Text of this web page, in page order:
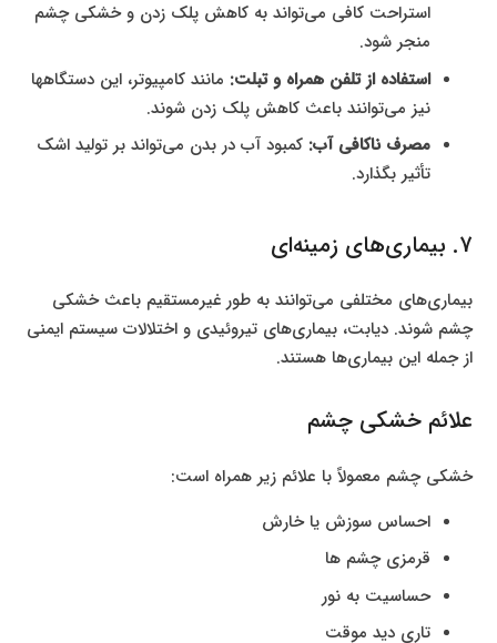
استراحت کافی می‌تواند به کاهش پلک زدن و خشکی چشم
منجر شود.
استفاده از تلفن همراه و تبلت: مانند کامپیوتر، این دستگاهها
نیز می‌توانند باعث کاهش پلک زدن شوند.
مصرف ناکافی آب: کمبود آب در بدن می‌تواند بر تولید اشک
تأثیر بگذارد.
7. بیماری‌های زمینه‌ای
بیماری‌های مختلفی می‌توانند به طور غیرمستقیم باعث خشکی
چشم شوند. دیابت، بیماری‌های تیروئیدی و اختلالات سیستم ایمنی
از جمله این بیماری‌ها هستند.
علائم خشکی چشم
خشکی چشم معمولاً با علائم زیر همراه است:
احساس سوزش یا خارش
قرمزی چشم‌ ها
حساسیت به نور
تاری دید موقت